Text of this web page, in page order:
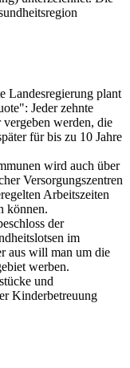
Landesregierung plant
Jeder zehnte
werden, die
für bis zu 10 Jahre
wird auch über
Versorgungs­zentren
Arbeitszeiten
können.
der
im
aus will man um die
werben.
und
Kinderbetreuung